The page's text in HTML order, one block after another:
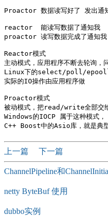
Proactor 数据读写好了 发出通
reactor  能读写数据了通知我
proactor 读写数据完成了通知
Reactor模式
主动模式，应用程序不断去轮询，
Linux下的select/poll/epooll
实际的IO操作由应用程序做
Proactor模式
被动模式，把read/write全部交
Windows的IOCP 属于这种模式，
上一篇 下一篇
ChannelPipeline和
netty ByteBuf 使用
dubbo实例